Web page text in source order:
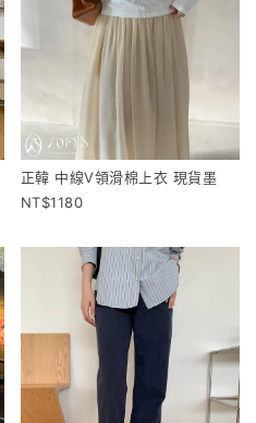
正韓 中線V領滑棉上衣 現貨墨
1180